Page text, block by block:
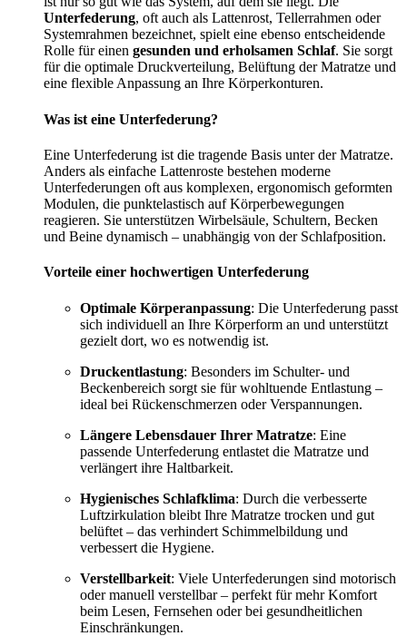
Unterfederung, oft auch als Lattenrost, Tellerrahmen oder
Systemrahmen bezeichnet, spielt eine ebenso entscheidende
Rolle für einen gesunden und erholsamen Schlaf. Sie sorgt
für die optimale Druckverteilung, Belüftung der Matratze und
eine flexible Anpassung an Ihre Körperkonturen.
Was ist eine Unterfederung?
Eine Unterfederung ist die tragende Basis unter der Matratze.
Anders als einfache Lattenroste bestehen moderne
Unterfederungen oft aus komplexen, ergonomisch geformten
Modulen, die punktelastisch auf Körperbewegungen
reagieren. Sie unterstützen Wirbelsäule, Schultern, Becken
und Beine dynamisch – unabhängig von der Schlafposition.
Vorteile einer hochwertigen Unterfederung
Optimale Körperanpassung: Die Unterfederung passt
sich individuell an Ihre Körperform an und unterstützt
gezielt dort, wo es notwendig ist.
Druckentlastung: Besonders im Schulter- und
Beckenbereich sorgt sie für wohltuende Entlastung –
ideal bei Rückenschmerzen oder Verspannungen.
Längere Lebensdauer Ihrer Matratze: Eine
passende Unterfederung entlastet die Matratze und
verlängert ihre Haltbarkeit.
Hygienisches Schlafklima: Durch die verbesserte
Luftzirkulation bleibt Ihre Matratze trocken und gut
belüftet – das verhindert Schimmelbildung und
verbessert die Hygiene.
Verstellbarkeit: Viele Unterfederungen sind motorisch
oder manuell verstellbar – perfekt für mehr Komfort
beim Lesen, Fernsehen oder bei gesundheitlichen
Einschränkungen.